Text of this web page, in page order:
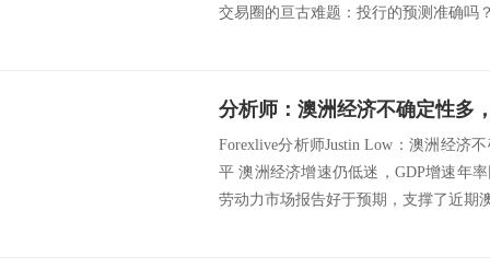
交易圈的亘古难题：投行的预测准确吗
分析师：澳洲经济不确定性多
Forexlive分析师Justin Low：澳洲经济
平 澳洲经济增速仍低迷，GDP增速年
劳动力市场报告好于预期，支撑了近期